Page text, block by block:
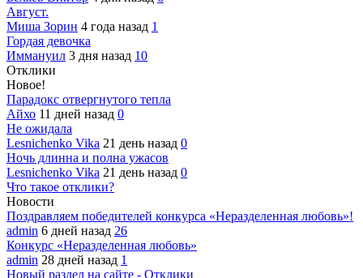
Август.
Миша Зорин 4 года назад 1
Гордая девочка
Иммануил 3 дня назад 10
Отклики
Новое!
Парадокс отвергнутого тепла
Айхо 11 дней назад 0
Не ожидала
Lesnichenko Vika 21 день назад 0
Ночь длинна и полна ужасов
Lesnichenko Vika 21 день назад 0
Что такое отклики?
Новости
Поздравляем победителей конкурса «Неразделенная любовь»!
admin 6 дней назад 26
Конкурс «Неразделенная любовь»
admin 28 дней назад 1
Новый раздел на сайте - Отклики